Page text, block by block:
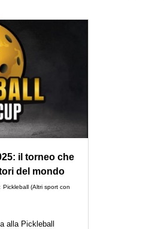
il torneo che
del mondo
Pickleball (Altri sport con
alla Pickleball